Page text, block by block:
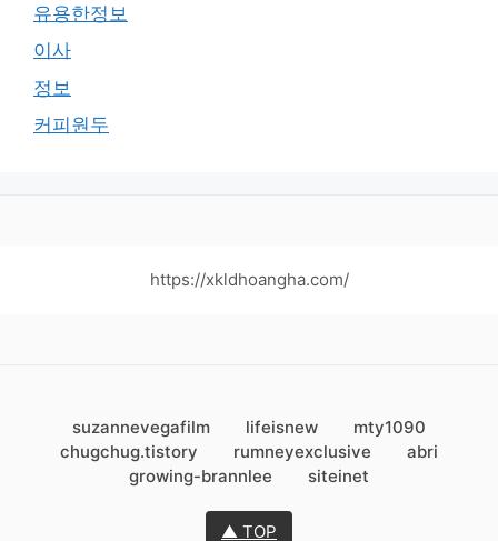
유용한정보
이사
정보
커피원두
https://xkldhoangha.com/
suzannevegafilm lifeisnew
mty1090
chugchug.tistory
rumneyexclusive
abri
growing-brannlee
siteinet
▲ TOP